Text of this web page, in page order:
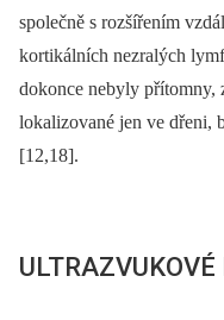
společně s rozšířením
kortikálních nezralých
dokonce nebyly přítomny,
lokalizované jen ve dřeni,
[12,18].